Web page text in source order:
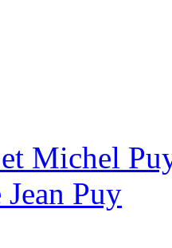
Michel
Puy